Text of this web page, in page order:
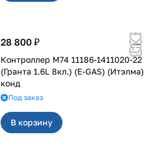
28 800 ₽
Контроллер М74 11186-1411020-22
(Гранта 1.6L 8кл.) (E-GAS) (Итэлма)
конд
Под заказ
В корзину